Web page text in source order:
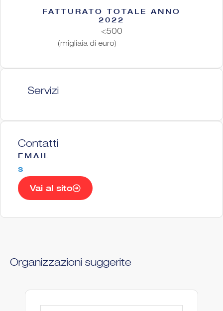
FATTURATO TOTALE ANNO
2022
<500
(migliaia di euro)
Servizi
Contatti
EMAIL
s
Vai al sito
Organizzazioni suggerite